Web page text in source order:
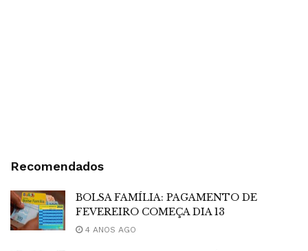
Recomendados
BOLSA FAMÍLIA: PAGAMENTO DE
FEVEREIRO COMEÇA DIA 13
4 ANOS AGO